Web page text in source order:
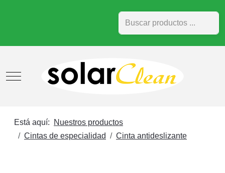
Buscar
Mobile Menu Toggle
Está aquí:
Nuestros productos
Cintas de especialidad
Cinta antideslizante